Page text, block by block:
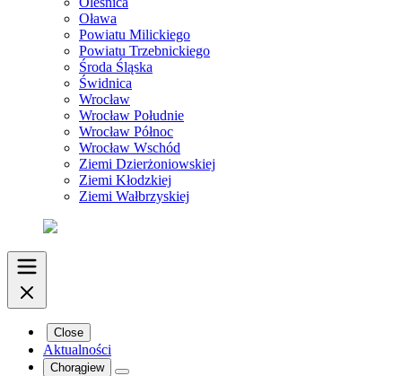
Oława
Powiatu Milickiego
Powiatu Trzebnickiego
Środa Śląska
Świdnica
Wrocław
Wrocław Południe
Wrocław Północ
Wrocław Wschód
Ziemi Dzierżoniowskiej
Ziemi Kłodzkiej
Ziemi Wałbrzyskiej
Close
Aktualności
Chorągiew